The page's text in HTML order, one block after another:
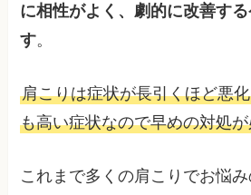
に相性がよく、劇的に改善す
す。
肩こりは症状が長引くほど悪
も高い症状なので早めの対処
これまで多くの肩こりでお悩